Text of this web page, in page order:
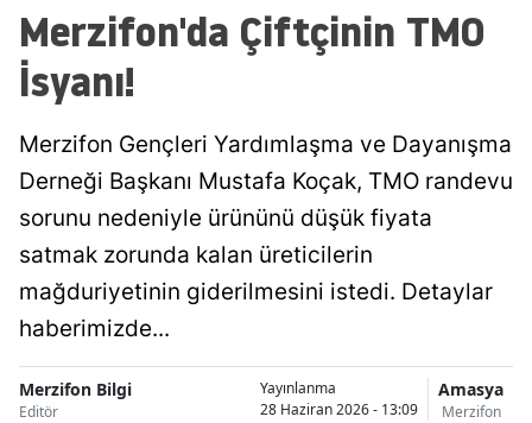
Merzifon'da Çiftçinin TMO
İsyanı!
Merzifon Gençleri Yardımlaşma ve Dayanışma
Derneği Başkanı Mustafa Koçak, TMO randevu
sorunu nedeniyle ürününü düşük fiyata
satmak zorunda kalan üreticilerin
mağduriyetinin giderilmesini istedi. Detaylar
haberimizde...
Merzifon Bilgi
Editör
Yayınlanma
28 Haziran 2026 - 13:09
Amasya
Merzifon